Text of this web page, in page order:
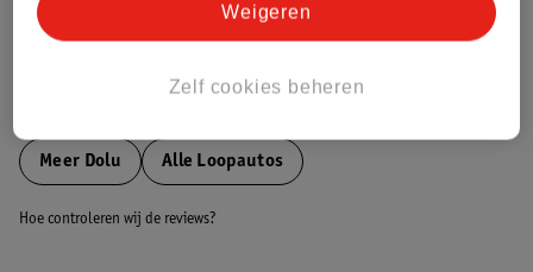
Bestel & Bezorginformatie
Meer Dolu Alle Loopautos
Hoe controleren wij de reviews?
Zelf cookies beheren
Weigeren